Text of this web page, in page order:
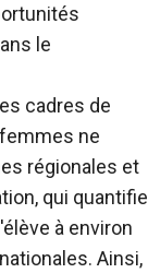
le
cadres de
ne
régionales et
qui
à environ
Ainsi,